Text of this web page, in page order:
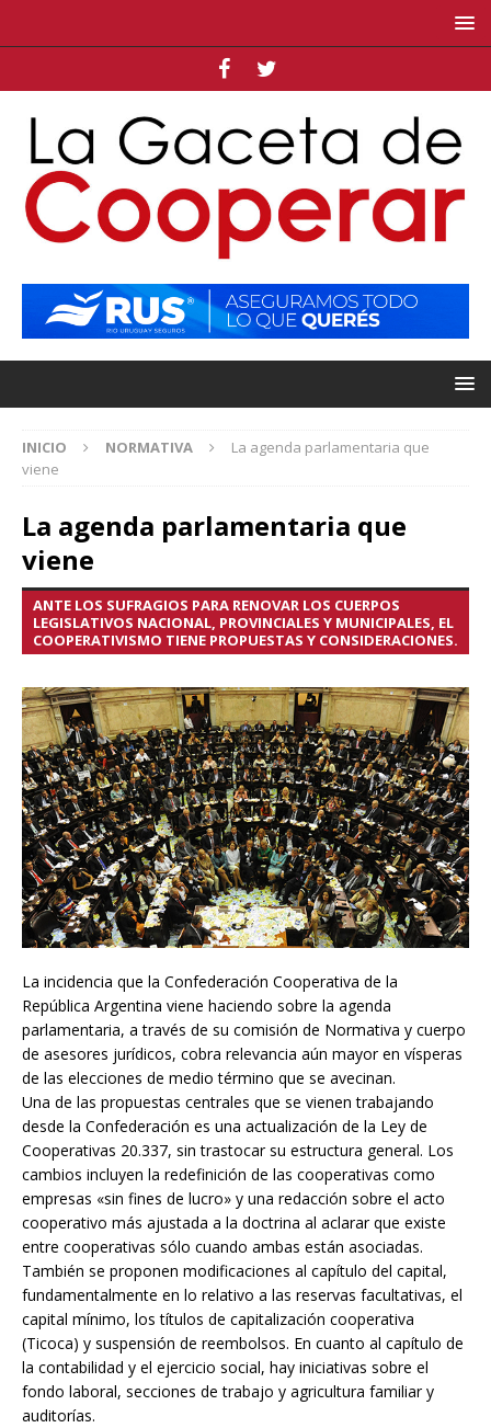
INICIO NORMATIVA
La agenda parlamentaria que
viene
La agenda parlamentaria que
viene
ANTE LOS SUFRAGIOS PARA RENOVAR LOS CUERPOS
LEGISLATIVOS NACIONAL, PROVINCIALES Y MUNICIPALES, EL
COOPERATIVISMO TIENE PROPUESTAS Y CONSIDERACIONES.
La incidencia que la Confederación Cooperativa de la
República Argentina viene haciendo sobre la agenda
parlamentaria, a través de su comisión de Normativa y cuerpo
de asesores jurídicos, cobra relevancia aún mayor en vísperas
de las elecciones de medio término que se avecinan.
Una de las propuestas centrales que se vienen trabajando
desde la Confederación es una actualización de la Ley de
Cooperativas 20.337, sin trastocar su estructura general. Los
cambios incluyen la redefinición de las cooperativas como
empresas «sin fines de lucro» y una redacción sobre el acto
cooperativo más ajustada a la doctrina al aclarar que existe
entre cooperativas sólo cuando ambas están asociadas.
También se proponen modificaciones al capítulo del capital,
fundamentalmente en lo relativo a las reservas facultativas, el
capital mínimo, los títulos de capitalización cooperativa
(Ticoca) y suspensión de reembolsos. En cuanto al capítulo de
la contabilidad y el ejercicio social, hay iniciativas sobre el
fondo laboral, secciones de trabajo y agricultura familiar y
auditorías.